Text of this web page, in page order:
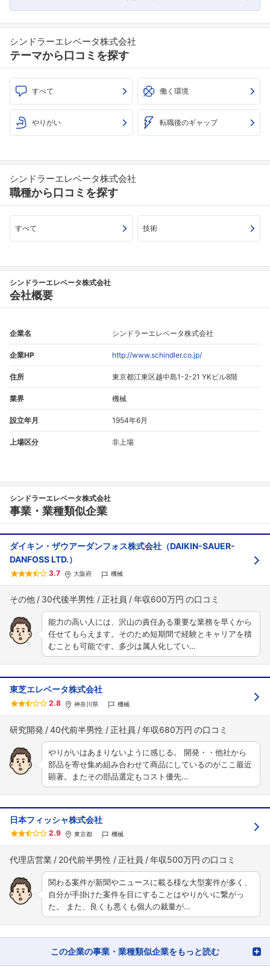
フォローしました
こちらの企業もフォローしませんか？
シンドラーエレベータ株式会社
テーマから口コミを探す
すべて 働く環境
やりがい 転職後のギャップ
シンドラーエレベータ株式会社
職種から口コミを探す
すべて 技術
シンドラーエレベータ株式会社
会社概要
企業名 シンドラーエレベータ株式会社
企業HP http://www.schindler.co.jp/
住所 東京都江東区越中島1-2-21 YKビル8階
業界 機械
設立年月 1954年6月
上場区分 非上場
シンドラーエレベータ株式会社
事業・業種類似企業
ダイキン・ザウアーダンフォス株式会社（DAIKIN-SAUER-
DANFOSS LTD.）
3.7 大阪府 機械
その他 30代後半男性 正社員 年収600万円
能力の高い人には、沢山の責任ある重要な業務を早くから
任せてもらえます。そのため短期間で経験とキャリアを積
むことも可能です。多少は属人化してい…
東芝エレベータ株式会社
2.8 神奈川県 機械
研究開発 40代前半男性 正社員 年収680万円
やりがいはあまりないように感じる。 開発・・他社から
部品を寄せ集め組み合わせて商品にしているのがここ最近
顕著。またその部品選定もコスト優先…
日本フィッシャ株式会社
2.9 東京都 機械
代理店営業 20代前半男性 正社員 年収500万円
関わる案件が新聞やニュースに載る様な大型案件が多く、
自分が手掛けた案件を目にすることはやりがいに繋がっ
た。 また、良くも悪くも個人の裁量が…
この企業の事業・業種類似企業をもっと読む